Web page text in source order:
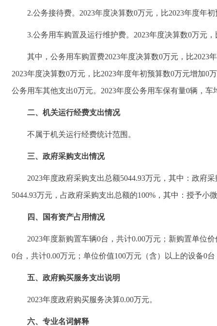
2.公务接待费。2023年度决算数0万元，比2023年度年
3.公务用车购置及运行维护费。2023年度决算数0万元
其中，公务用车购置费2023年度决算数0万元，比2023
2023年度决算数0万元，比2023年度年初预算数0万元增加
公务用车其他支出0万元。2023年度公务用车保有量0辆，车
二、机关运行经费支出情况
不属于机关运行经费统计范围。
三、政府采购支出情况
2023年度政府采购支出总额5044.93万元，其中：政府
5044.93万元，占政府采购支出总额的100%，其中：授予小
四、国有资产占用情况
2023年度新购置车辆0台，共计0.00万元；新购置单位
0台，共计0.00万元；单位价值100万元（含）以上的设备0
五、政府购买服务支出说明
2023年度政府购买服务决算0.00万元。
六、专业名词解释